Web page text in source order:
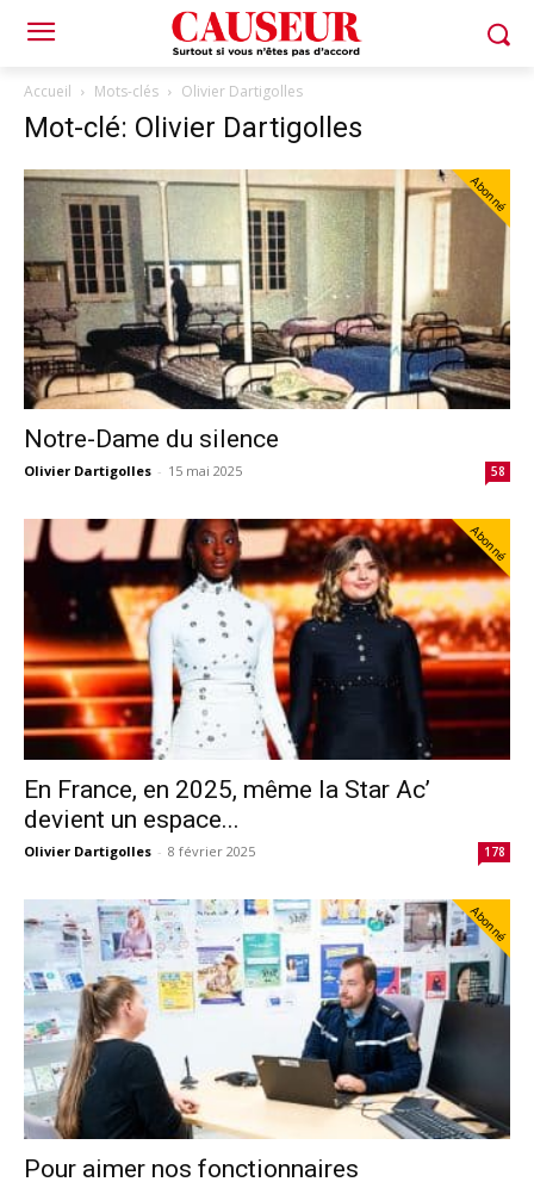
Accueil Mots-clés Olivier Dartigolles
Mot-clé: Olivier Dartigolles
Abonné
Notre-Dame du silence
Olivier Dartigolles - 15 mai 2025 58
Abonné
En France, en 2025, même la Star Ac’
devient un espace...
Olivier Dartigolles - 8 février 2025 178
Abonné
Pour aimer nos fonctionnaires